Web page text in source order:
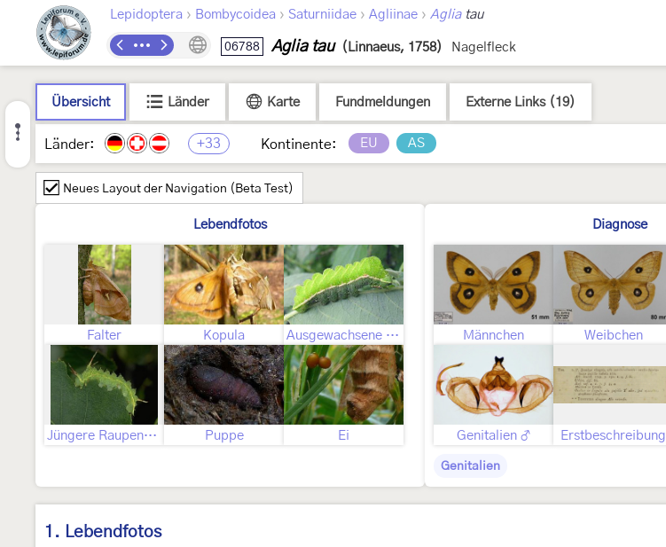
Lepidoptera › Bombycoidea › Saturniidae › Agliinae › Agliatau
06788 Aglia tau (Linnaeus, 1758) Nagelfleck
Übersicht Länder Karte Fundmeldungen Externe Links (19)
Länder: +33 Kontinente: EU AS
Neues Layout der Navigation (Beta Test)
Lebendfotos
Falter Kopula Ausgewachsene Raupe
Jüngere Raupenstadien Puppe Ei
Diagnose
Männchen Weibchen
Genitalien ♂ Erstbeschreibung
Genitalien
1. Lebendfotos